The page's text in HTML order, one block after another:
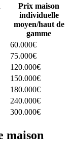
Prix maison
individuelle
moyen/haut de
gamme
60.000€
75.000€
120.000€
150.000€
180.000€
240.000€
300.000€
maison